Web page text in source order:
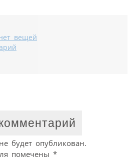
вещей
будет опубликован.
помечены *